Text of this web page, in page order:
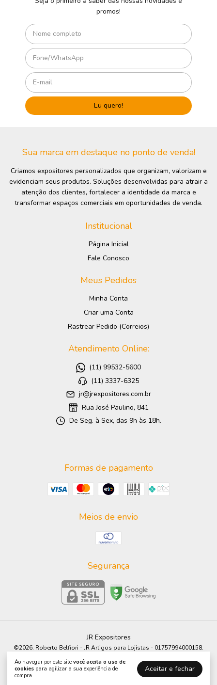
Ao navegar por este site você aceita o uso de
cookies para agilizar a sua experiência de
compra.
Aceitar e fechar
promos!
Sua marca em destaque no ponto de venda!
Criamos expositores personalizados que organizam, valorizam e
evidenciam seus produtos. Soluções desenvolvidas para atrair a
atenção dos clientes, fortalecer a identidade da marca e
transformar espaços comerciais em oportunidades de venda.
Institucional
Página Inicial
Fale Conosco
Meus Pedidos
Minha Conta
Criar uma Conta
Rastrear Pedido (Correios)
Atendimento Online:
(11) 99532-5600
(11) 3337-6325
jr@jrexpositores.com.br
Rua José Paulino, 841
De Seg. à Sex, das 9h às 18h.
Formas de pagamento
Meios de envio
Segurança
JR Expositores
©2026. Roberto Belfiori - JR Artigos para Lojistas - 01757994000158.